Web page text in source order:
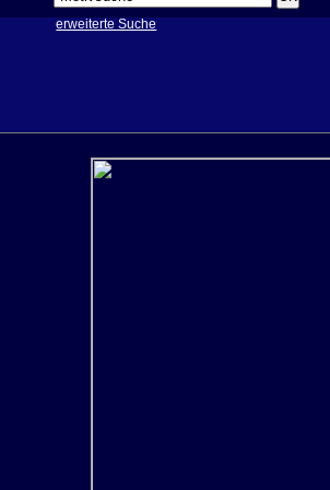
erweiterte Suche